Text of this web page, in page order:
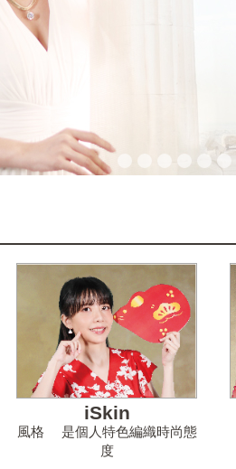
iSkin
風格 是個人特色編織時尚態
度